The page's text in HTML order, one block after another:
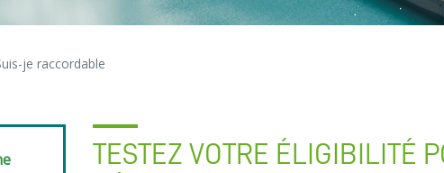
je raccordable
TESTEZ VOTRE ÉLIGIBILITÉ